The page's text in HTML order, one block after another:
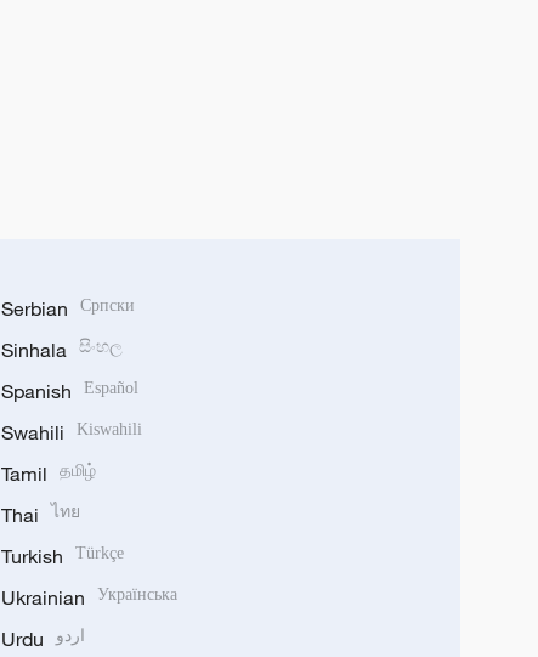
Serbian Српски
Sinhala සිංහල
Spanish Español
Swahili Kiswahili
Tamil தமிழ்
Thai ไทย
Turkish Türkçe
Ukrainian Українська
Urdu اردو